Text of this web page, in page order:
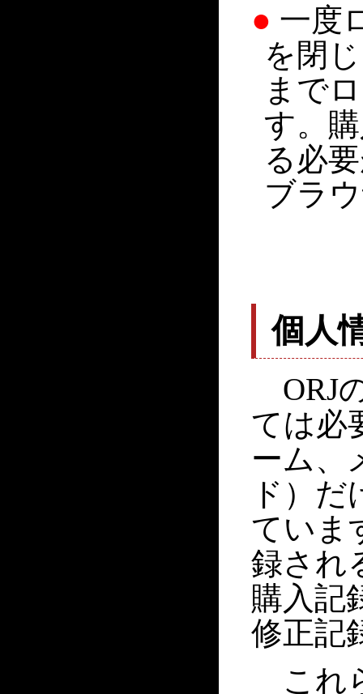
● 一度
を閉
まで
す。
る必
ブラ
個人
ORJ
ては必
ーム、
ド）
ていま
録され
購入記
修正記
これ